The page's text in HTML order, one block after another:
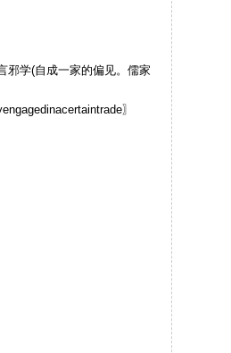
邪学(自成一家的偏见。儒家
〗